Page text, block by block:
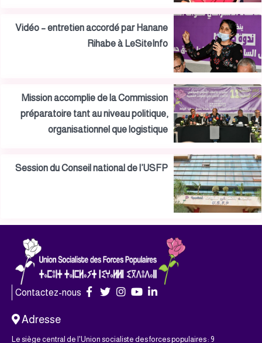
Vidéo – entretien accordé par Hanane
Rihabe à LeSiteInfo
Mission accomplie de la Commission
préparatoire tant au niveau politique,
organisationnel que logistique
Session du Conseil national de l’USFP
Contactez-nous
Adresse
Le siège central de l'Union socialiste des forces populaires : 9